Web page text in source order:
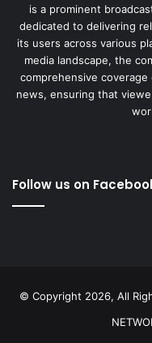
is a prominent
dedicated to delivering
its users across various
media landscape, the
comprehensive
news, ensuring that
Follow us on
© Copyright 2026, All